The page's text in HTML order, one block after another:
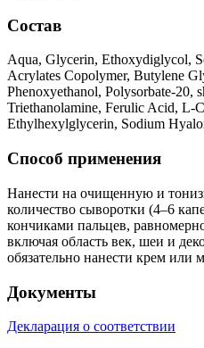
Состав
Aqua, Glycerin, Ethoxydiglycol,
Acrylates Copolymer, Butylene
Phenoxyethanol, Polysorbatе-20,
Triethanolamine, Ferulic Acid, L-
Ethylhexylglycerin, Sodium
Способ применения
Нанести на очищенную и
количество сыворотки (4–6
кончиками пальцев,
включая область век, шеи и
обязательно нанести крем или
Документы
Декларация о соответствии